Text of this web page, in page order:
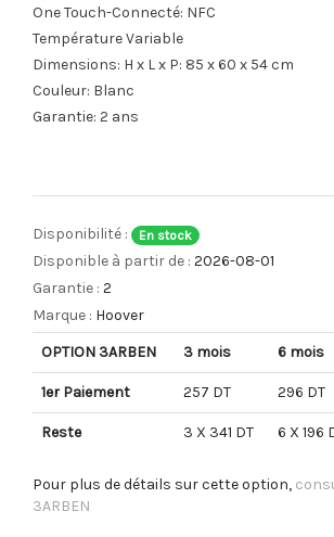
One Touch-Connecté: NFC
Température Variable
Dimensions: H x L x P: 85 x 60 x 54 cm
Couleur: Blanc
Garantie: 2 ans
Disponibilité : En stock
Disponible à partir de : 2026-08-01
Garantie : 2
Marque : Hoover
OPTION 3ARBEN
3 mois 6 mois
1er Paiement 257 DT 296 DT
Reste 3 X 341 DT 6 X 196
Pour plus de détails sur cette option,
3ARBEN